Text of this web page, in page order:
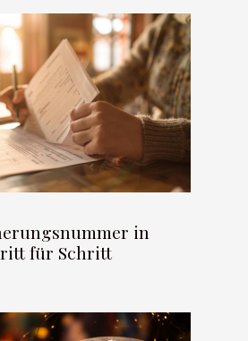
in
für Schritt